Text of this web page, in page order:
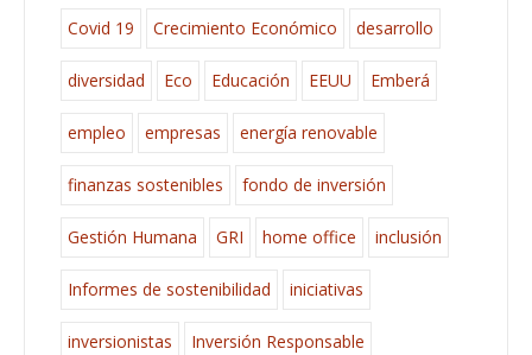
Covid 19 Crecimiento Económico desarrollo
diversidad Eco Educación EEUU Emberá
empleo empresas energía renovable
finanzas sostenibles fondo de inversión
Gestión Humana GRI home office inclusión
Informes de sostenibilidad iniciativas
inversionistas Inversión Responsable